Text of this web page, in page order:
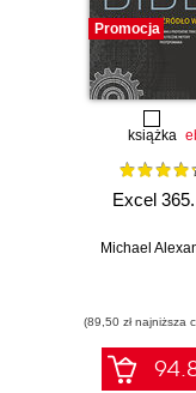
Promocja
książka
Excel
Michael
(89,50 zł najniższa